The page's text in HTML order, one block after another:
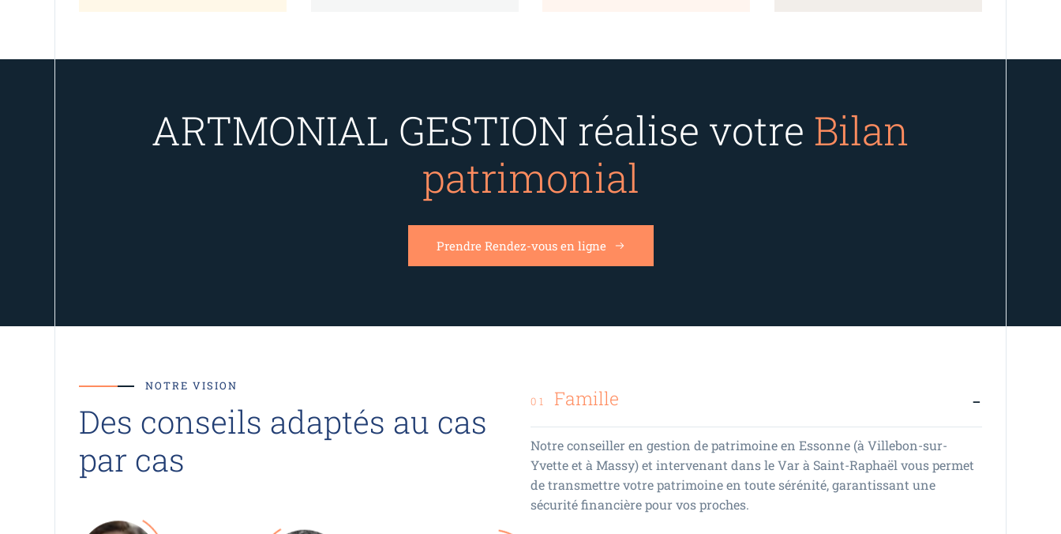
ARTMONIAL GESTION réalise votre Bilan
patrimonial
Prendre Rendez-vous en ligne
NOTRE VISION
Des conseils adaptés au cas
par cas
01 Famille
Notre conseiller en gestion de patrimoine en Essonne (à Villebon-sur-
Yvette et à Massy) et intervenant dans le Var à Saint-Raphaël vous permet
de transmettre votre patrimoine en toute sérénité, garantissant une
sécurité financière pour vos proches.